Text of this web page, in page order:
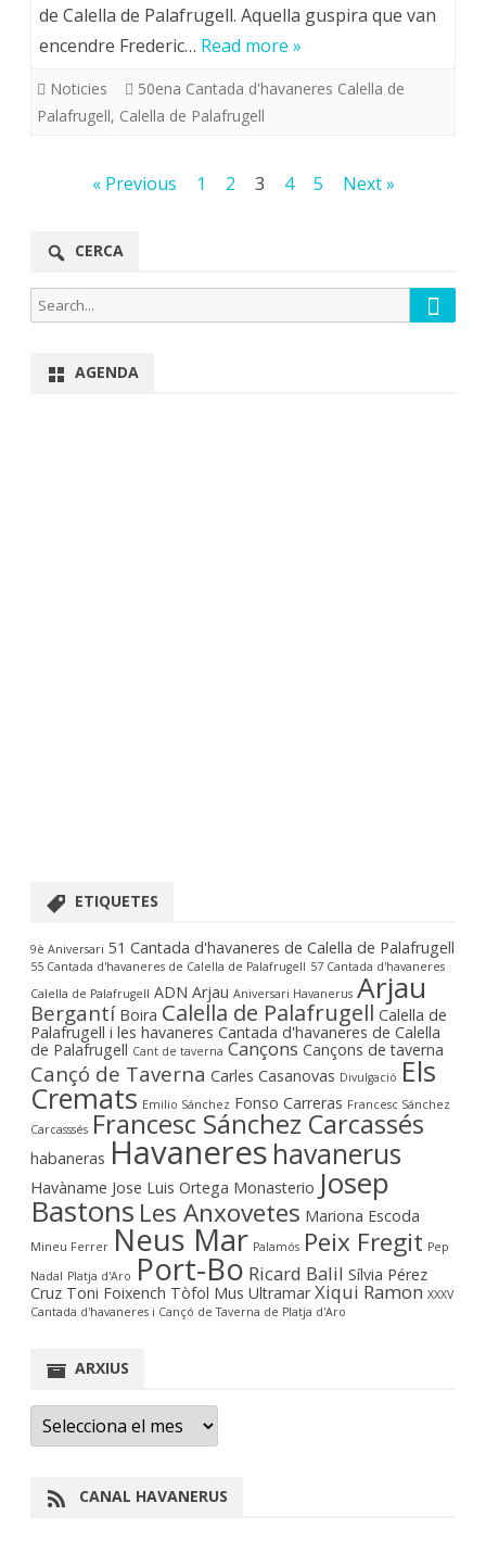
de Calella de Palafrugell. Aquella guspira que van
encendre Frederic… Read more »
Noticies
50ena Cantada d'havaneres Calella de
Palafrugell, Calella de Palafrugell
Navegació« Previous 1 2 3 4 5 Next »
CERCA
Search
for:
Search
AGENDA
ETIQUETES
9è Aniversari 51 Cantada d'havaneres de Calella de Palafrugell
55 Cantada d'havaneres de Calella de Palafrugell 57 Cantada d'havaneres
Calella de Palafrugell ADN Arjau Aniversari Havanerus Arjau
Bergantí Boira Calella de Palafrugell Calella de
Palafrugell i les havaneres Cantada d'havaneres de Calella
de Palafrugell Cant de taverna Cançons Cançons de taverna
Cançó de Taverna Carles Casanovas Divulgació Els
Cremats Emilio Sánchez Fonso Carreras Francesc Sánchez
Carcasssés Francesc Sánchez Carcassés
habaneras Havaneres havanerus
Havàname Jose Luis Ortega Monasterio Josep
Bastons Les Anxovetes Mariona Escoda
Mineu Ferrer Neus Mar Palamós Peix Fregit Pep
Nadal Platja d'Aro Port-Bo Ricard Balil Sílvia Pérez
Cruz Toni Foixench Tòfol Mus Ultramar Xiqui Ramon XXXV
Cantada d'havaneres i Cançó de Taverna de Platja d'Aro
ARXIUS
Arxius
CANAL HAVANERUS